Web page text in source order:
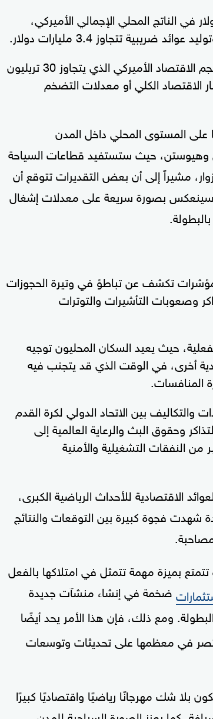
إلى مساهمة البطولة بنحو 17 مليار دولار في الناتج المحلي الإجمالي الأميركي،
إلا أن هذه الأرقام تظل محدودة للغاية عند مقارنتها بحجم الاقتصاد الأميركي الذي يتجاوز 30 تريليون
الاقتصاد الكلي أو معدلات التضخم
المستوى المحلي داخل المدن
وهيوستن، حيث ستستفيد قطاعات السياحة
مشيراً إلى أن بعض التقديرات تتوقع أن
مليار دولار، الأمر الذي سينعكس بصورة سريعة على معدلات إشغال
تكشف عن تباطؤ في وتيرة الحجوزات
وصعوبات التأشيرات والتوترات
حيث يعيد السكان المحليون توجيه
أخرى، في الوقت الذي قد يتجنب فيه
المنافسات.
والتكاليف بين الاتحاد الدولي لكرة القدم
وحقوق البث والرعاية العالمية إلى
من النفقات التشغيلية والأمنية
الاقتصادية للأحداث الرياضية الكبرى،
1994 في الولايات المتحدة شهدت فجوة كبيرة بين التوقعات والنتائج
بميزة مهمة تتمثل في امتلاكها بالفعل
ضخمة في إنشاء منشآت جديدة
ومع ذلك، فإن هذا الأمر يحد أيضًا
في معظمها على تحديثات وتوسعات
حديثه بالتأكيد على أن كأس العالم 2026 سيكون بلا شك مهرجانًا رياضيًا واقتصاديًا كبيرًا